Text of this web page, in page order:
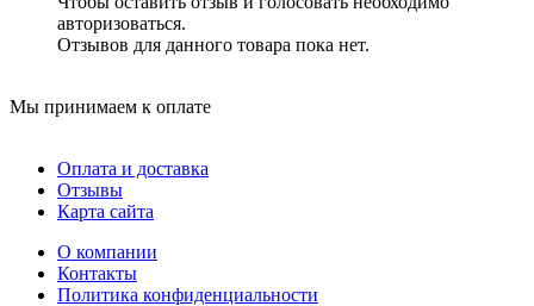
авторизоваться.
Отзывов для данного товара пока нет.
Мы принимаем к оплате
Оплата и доставка
Отзывы
Карта сайта
О компании
Контакты
Политика конфиденциальности